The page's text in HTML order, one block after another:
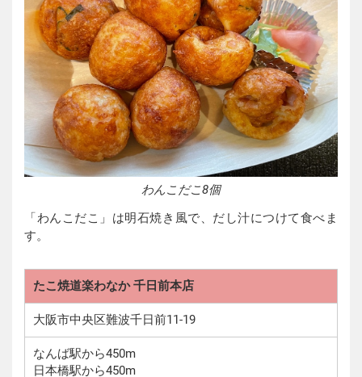
わんこだこ8個
「わんこだこ」は明石焼き風で、だし汁につけて食べま
す。
たこ焼道楽わなか 千日前本店
大阪市中央区難波千日前11-19
なんば駅から450m
日本橋駅から450m